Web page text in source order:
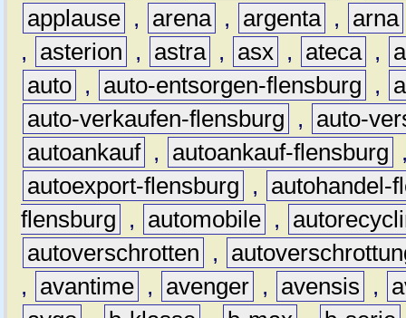
applause , arena , argenta , arna
,
asterion , astra , asx , ateca ,
auto , auto-entsorgen-flensburg ,
auto-verkaufen-flensburg
,
auto-
autoankauf , autoankauf-flensburg
autoexport-flensburg
,
autohandel-
flensburg
, automobile ,
autoverschrotten
,
,
avantime , avenger , avensis ,